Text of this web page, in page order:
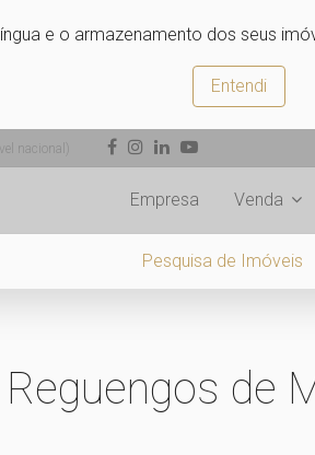
e o armazenamento dos seus
Entendi
nacional)
Empresa Venda
Pesquisa de Imóveis
de